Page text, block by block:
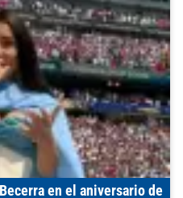
en el aniversario de